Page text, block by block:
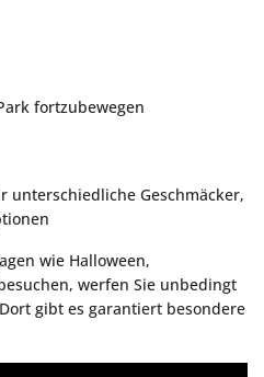
fortzubewegen
unterschiedliche Geschmäcker,
wie Halloween,
werfen Sie unbedingt
gibt es garantiert besondere